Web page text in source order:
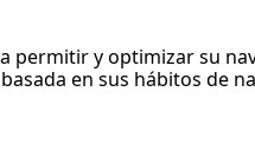
permitir y optimizar su
en sus hábitos de